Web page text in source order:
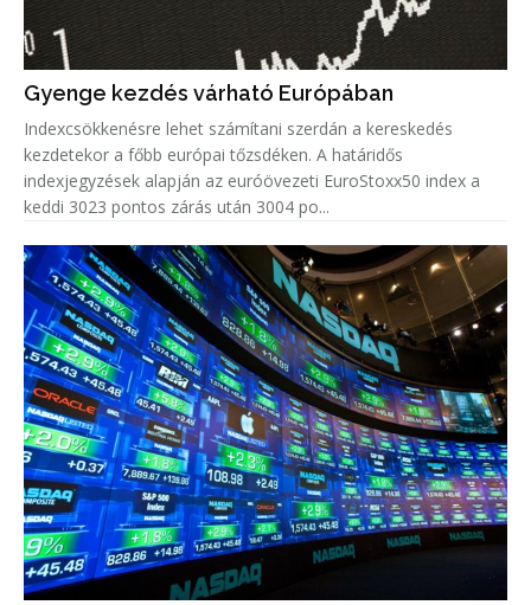
Gyenge kezdés várható Európában
Indexcsökkenésre lehet számítani szerdán a kereskedés
kezdetekor a főbb európai tőzsdéken. A határidős
indexjegyzések alapján az euróövezeti EuroStoxx50 index a
keddi 3023 pontos zárás után 3004 po...